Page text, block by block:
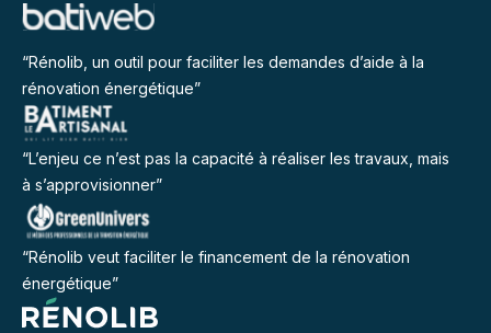
“Rénolib, un outil pour faciliter les demandes d’aide à la
rénovation énergétique”
“L’enjeu ce n’est pas la capacité à réaliser les travaux, mais
à s’approvisionner”
“Rénolib veut faciliter le financement de la rénovation
énergétique”